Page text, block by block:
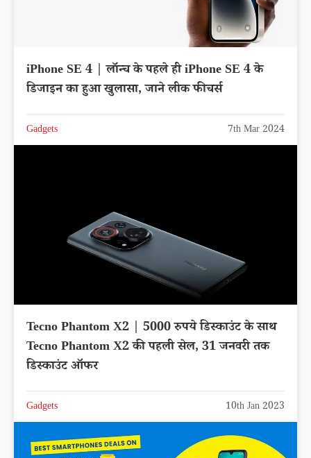
iPhone SE 4 | लॉन्च के पहले ही iPhone SE 4 के
डिजाइन का हुआ खुलासा, जाने लीक फीचर्स
Gadgets 7th Mar 2024
Tecno Phantom X2 | 5000 रुपये डिस्काउंट के साथ
Tecno Phantom X2 की पहली सेल, 31 जनवरी तक
डिस्काउंट ऑफर
Gadgets 10th Jan 2023